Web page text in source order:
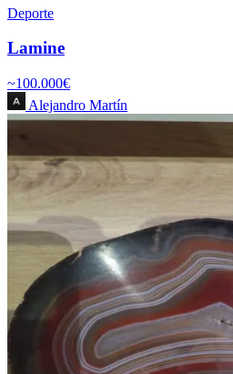
Deporte
Lamine
~100.000€
Alejandro Martín